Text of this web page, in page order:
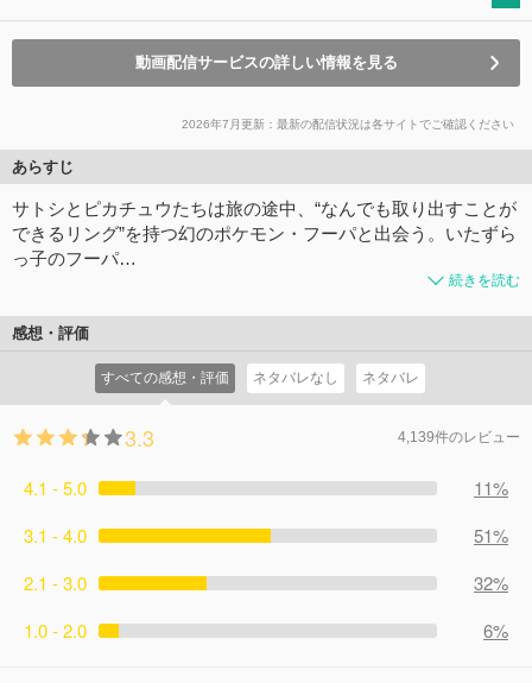
動画配信サービスの詳しい情報を見る
2026年7月更新：最新の配信状況は各サイトでご確認ください
あらすじ
サトシとピカチュウたちは旅の途中、“なんでも取り出すことが
できるリング”を持つ幻のポケモン・フーパと出会う。いたずら
っ子のフーパ…
続きを読む
感想・評価
すべての感想・評価 ネタバレなし ネタバレ
3.3 4,139件のレビュー
4.1 - 5.0
11%
3.1 - 4.0
51%
2.1 - 3.0
32%
1.0 - 2.0
6%